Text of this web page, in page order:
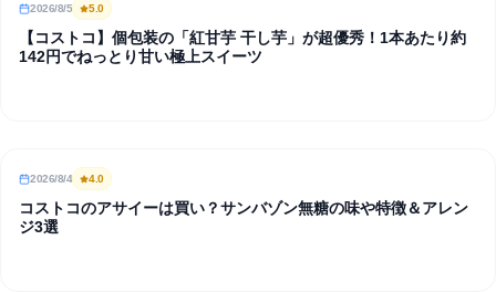
REVIEW
2026/8/5 5.0
【コストコ】個包装の「紅甘芋 干し芋」が超優秀！1本あたり約
142円でねっとり甘い極上スイーツ
REVIEW
2026/8/4 4.0
コストコのアサイーは買い？サンバゾン無糖の味や特徴＆アレン
ジ3選